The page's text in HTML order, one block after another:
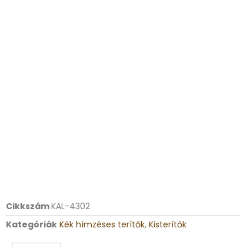
CikkszámKAL-4302
Kategóriák Kék hímzéses terítők, Kisterítők